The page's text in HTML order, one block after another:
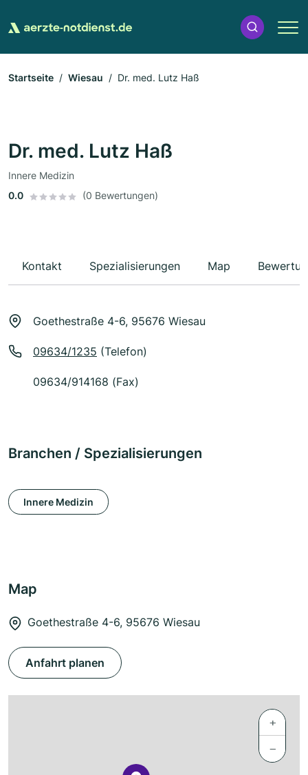
Startseite Wiesau Dr. med. Lutz Haß
Dr. med. Lutz Haß
Innere Medizin
0.0
(0 Bewertungen)
Kontakt Spezialisierungen Map
Goethestraße 4-6, 95676 Wiesau
09634/1235 (Telefon)
09634/914168 (Fax)
Branchen / Spezialisierungen
Innere Medizin
Map
Goethestraße 4-6, 95676 Wiesau
Anfahrt planen
+
−